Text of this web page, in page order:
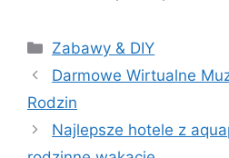
Kategorie
Zabawy & DIY
Darmowe Wirtualne
Rodzin
Najlepsze hotele z